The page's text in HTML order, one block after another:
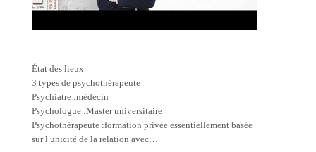
État des lieux
3 types de psychothérapeute
Psychiatre :médecin
Psychologue :Master universitaire
Psychothérapeute :formation privée essentiellement basée
sur l unicité de la relation avec…